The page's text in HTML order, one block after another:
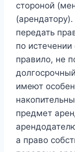
стороной
передать
по
правило, не
имеют
предмет
а право